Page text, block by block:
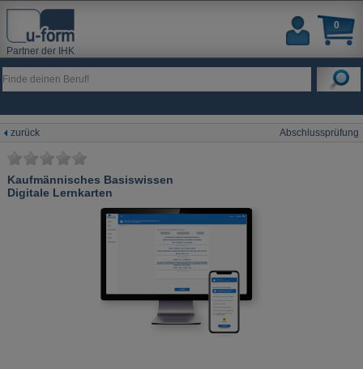
Partner der IHK
0
zurück Abschlussprüfung
Kaufmännisches Basiswissen
Digitale Lernkarten